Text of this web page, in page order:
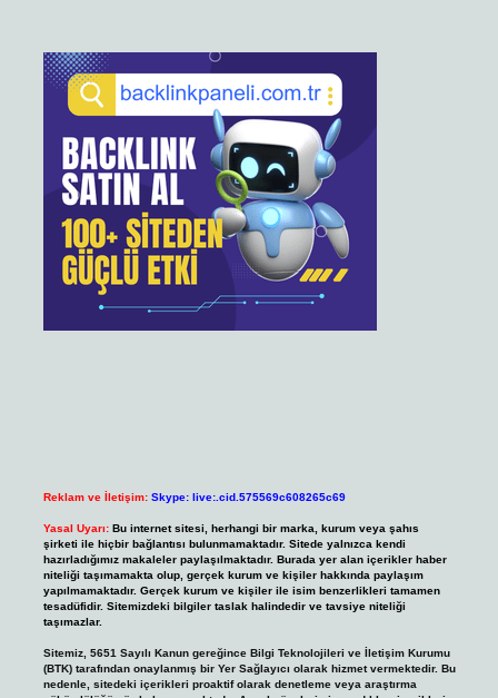
Reklam ve İletişim: Skype: live:.cid.575569c608265c69
Yasal Uyarı: Bu internet sitesi, herhangi bir marka, kurum veya şahıs
şirketi ile hiçbir bağlantısı bulunmamaktadır. Sitede yalnızca kendi
hazırladığımız makaleler paylaşılmaktadır. Burada yer alan içerikler haber
niteliği taşımamakta olup, gerçek kurum ve kişiler hakkında paylaşım
yapılmamaktadır. Gerçek kurum ve kişiler ile isim benzerlikleri tamamen
tesadüfidir. Sitemizdeki bilgiler taslak halindedir ve tavsiye niteliği
taşımazlar.
Sitemiz, 5651 Sayılı Kanun gereğince Bilgi Teknolojileri ve İletişim Kurumu
(BTK) tarafından onaylanmış bir Yer Sağlayıcı olarak hizmet vermektedir. Bu
nedenle, sitedeki içerikleri proaktif olarak denetleme veya araştırma